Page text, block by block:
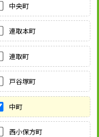
中央町
連取本町
連取町
戸谷塚町
中町
西小保方町